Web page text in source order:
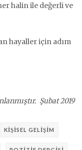
halin ile değerli ve
hayaller için adım
Şubat 2019
KIŞISEL GELIŞIM